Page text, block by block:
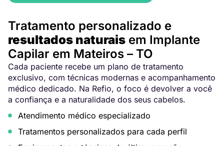
Tratamento personalizado e
resultados naturais em Implante
Capilar em Mateiros – TO
Cada paciente recebe um plano de tratamento
exclusivo, com técnicas modernas e acompanhamento
médico dedicado. Na Refio, o foco é devolver a você
a confiança e a naturalidade dos seus cabelos.
Atendimento médico especializado
Tratamentos personalizados para cada perfil